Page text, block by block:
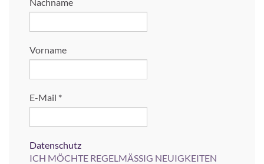
Vorname
E-Mail *
Datenschutz
ICH MÖCHTE REGELMÄSSIG NEUIGKEITEN